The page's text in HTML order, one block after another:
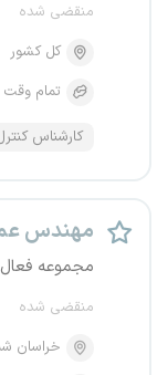
منقضی شده
کل کشور
تمام وقت
کارشناس
مهندس
مجموعه
منقضی شده
خراسان